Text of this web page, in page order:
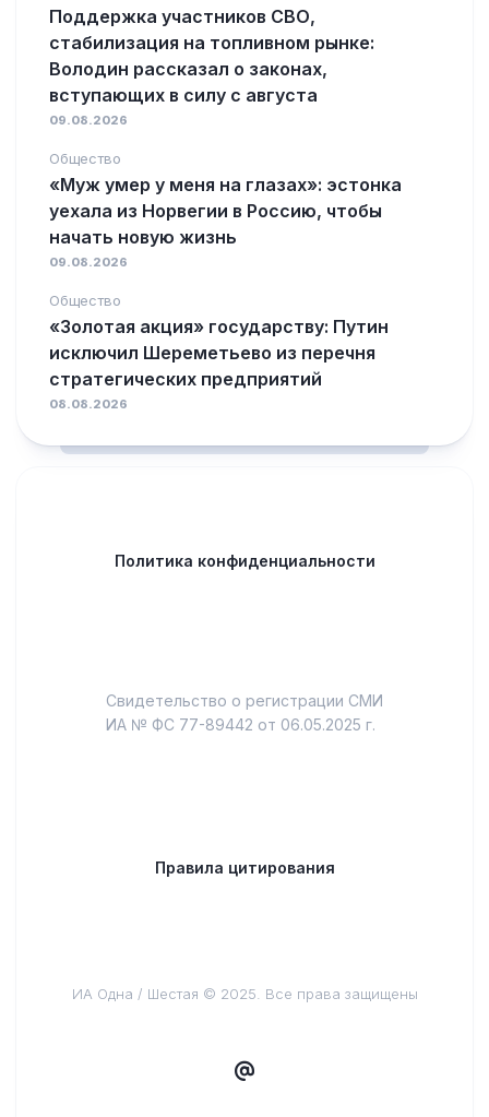
Поддержка участников СВО,
стабилизация на топливном рынке:
Володин рассказал о законах,
вступающих в силу с августа
09.08.2026
Общество
«Муж умер у меня на глазах»: эстонка
уехала из Норвегии в Россию, чтобы
начать новую жизнь
09.08.2026
Общество
«Золотая акция» государству: Путин
исключил Шереметьево из перечня
стратегических предприятий
08.08.2026
Политика конфиденциальности
Свидетельство о регистрации СМИ
ИА № ФС 77-89442 от 06.05.2025 г.
Правила цитирования
ИА Одна / Шестая © 2025. Все права защищены